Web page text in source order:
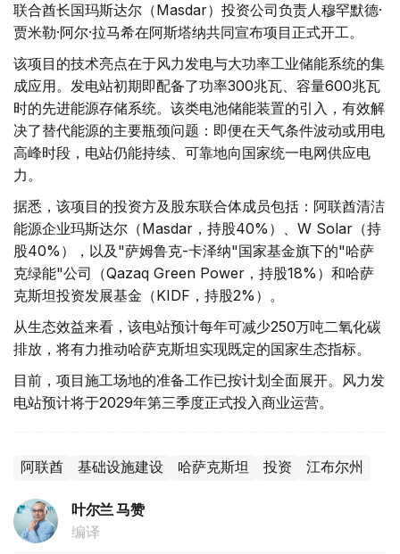
联合酋长国玛斯达尔（Masdar）投资公司负责人穆罕默德·
贾米勒·阿尔·拉马希在阿斯塔纳共同宣布项目正式开工。
该项目的技术亮点在于风力发电与大功率工业储能系统的集
成应用。发电站初期即配备了功率300兆瓦、容量600兆瓦
时的先进能源存储系统。该类电池储能装置的引入，有效解
决了替代能源的主要瓶颈问题：即便在天气条件波动或用电
高峰时段，电站仍能持续、可靠地向国家统一电网供应电
力。
据悉，该项目的投资方及股东联合体成员包括：阿联酋清洁
能源企业玛斯达尔（Masdar，持股40%）、W Solar（持
股40%），以及"萨姆鲁克-卡泽纳"国家基金旗下的"哈萨
克绿能"公司（Qazaq Green Power，持股18%）和哈萨
克斯坦投资发展基金（KIDF，持股2%）。
从生态效益来看，该电站预计每年可减少250万吨二氧化碳
排放，将有力推动哈萨克斯坦实现既定的国家生态指标。
目前，项目施工场地的准备工作已按计划全面展开。风力发
电站预计将于2029年第三季度正式投入商业运营。
阿联酋 基础设施建设 哈萨克斯坦 投资 江布尔州
叶尔兰 马赞
编译